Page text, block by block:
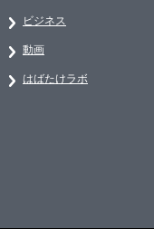
ビジネス
動画
はばたけラボ